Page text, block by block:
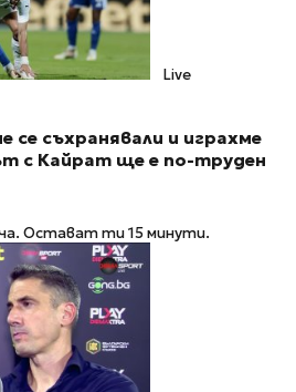
Live
се съхранявали и играхме
с Кайрат ще е по-труден
Остават ти 15 минути.